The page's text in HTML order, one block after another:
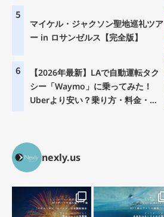
5
マイケル・ジャクソン聖地巡礼ツア
ー in ロサンゼルス【完全版】
6
【2026年最新】LAで自動運転タク
シー「Waymo」に乗ってみた！
Uberより安い？乗り方・料金・注
nexly.us